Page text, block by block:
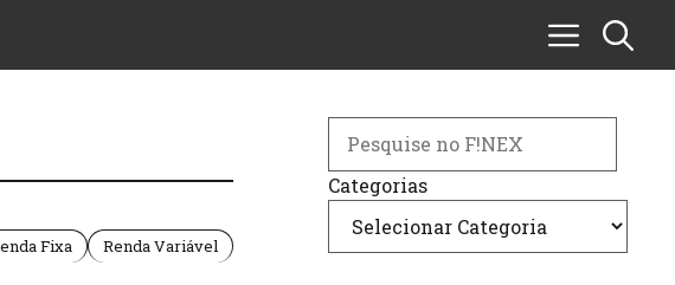
Fixa Renda Variável
Categorias